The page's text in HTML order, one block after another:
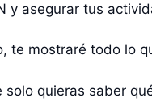
y asegurar tus
te mostraré todo lo
solo quieras saber